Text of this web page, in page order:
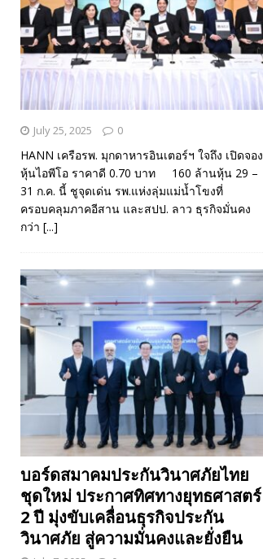
July 25, 2025 0
HANN เครือรพ. มุกดาหารอินเตอร์ฯ ใจถึง เปิดจอง
หุ้นไอพีโอ ราคาดี 0.70 บาท 160 ล้านหุ้น 29 –
31 ก.ค. นี้ ชูจุดเด่น รพ.แห่งลุ่มแม่น้ำโขงที่
ครอบคลุมภาคอีสาน และสปป. ลาว ธุรกิจมั่นคง
กว่า [...]
บอร์ดสมาคมประกันวินาศภัยไทย
ชุดใหม่ ประกาศทิศทางยุทธศาสตร์
2 ปี มุ่งขับเคลื่อนธุรกิจประกัน
วินาศภัย สู่ความมั่นคงและยั่งยืน